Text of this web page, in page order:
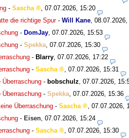
- Sascha
07.07.2026, 15:20
die richtige Spur- Will Kane 08.07.2026,
- DomJay 07.07.2026, 15:53
- Spekka 07.07.2026, 15:30
- Blarry 07.07.2026, 17:22
- Sascha
07.07.2026, 15:31
Überraschung - bobschulz 07.07.2026,
Überraschung - Spekka 07.07.2026, 15:36
Überraschung - Sascha
07.07.2026,
- Eisen 07.07.2026, 15:24
- Sascha
07.07.2026, 15:30